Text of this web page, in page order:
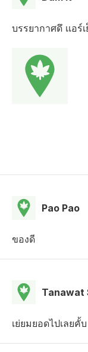
บรรยากาศดึ เเอ
Pao Pao
ของดี
Tanawat
เย่ยมยอดไปเลยคั้